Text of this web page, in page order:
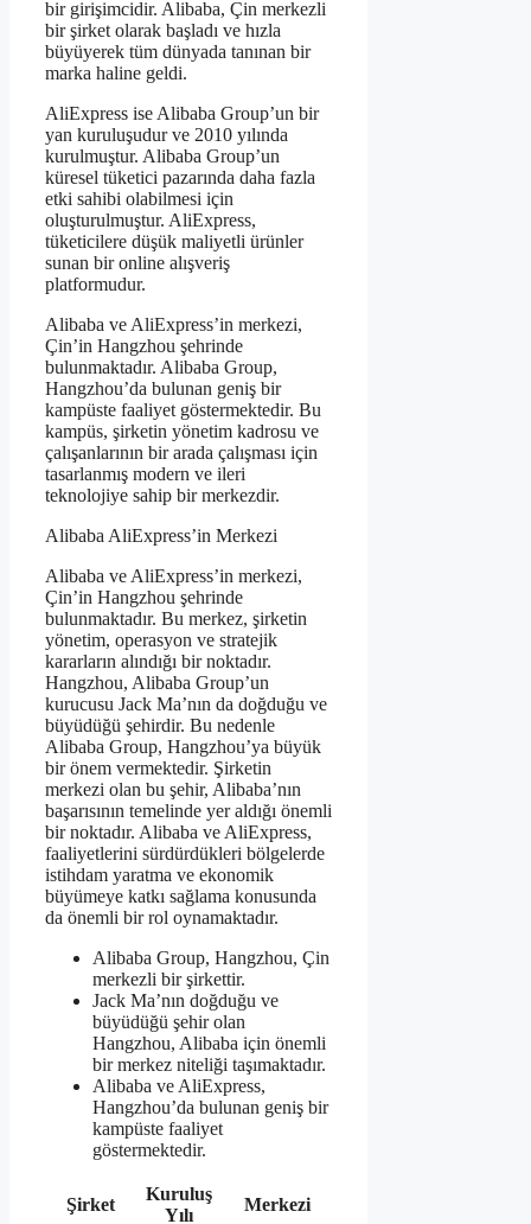
bir girişimcidir. Alibaba, Çin merkezli
bir şirket olarak başladı ve hızla
büyüyerek tüm dünyada tanınan bir
marka haline geldi.
AliExpress ise Alibaba Group’un bir
yan kuruluşudur ve 2010 yılında
kurulmuştur. Alibaba Group’un
küresel tüketici pazarında daha fazla
etki sahibi olabilmesi için
oluşturulmuştur. AliExpress,
tüketicilere düşük maliyetli ürünler
sunan bir online alışveriş
platformudur.
Alibaba ve AliExpress’in merkezi,
Çin’in Hangzhou şehrinde
bulunmaktadır. Alibaba Group,
Hangzhou’da bulunan geniş bir
kampüste faaliyet göstermektedir. Bu
kampüs, şirketin yönetim kadrosu ve
çalışanlarının bir arada çalışması için
tasarlanmış modern ve ileri
teknolojiye sahip bir merkezdir.
Alibaba AliExpress’in Merkezi
Alibaba ve AliExpress’in merkezi,
Çin’in Hangzhou şehrinde
bulunmaktadır. Bu merkez, şirketin
yönetim, operasyon ve stratejik
kararların alındığı bir noktadır.
Hangzhou, Alibaba Group’un
kurucusu Jack Ma’nın da doğduğu ve
büyüdüğü şehirdir. Bu nedenle
Alibaba Group, Hangzhou’ya büyük
bir önem vermektedir. Şirketin
merkezi olan bu şehir, Alibaba’nın
başarısının temelinde yer aldığı önemli
bir noktadır. Alibaba ve AliExpress,
faaliyetlerini sürdürdükleri bölgelerde
istihdam yaratma ve ekonomik
büyümeye katkı sağlama konusunda
da önemli bir rol oynamaktadır.
Alibaba Group, Hangzhou, Çin
merkezli bir şirkettir.
Jack Ma’nın doğduğu ve
büyüdüğü şehir olan
Hangzhou, Alibaba için önemli
bir merkez niteliği taşımaktadır.
Alibaba ve AliExpress,
Hangzhou’da bulunan geniş bir
kampüste faaliyet
göstermektedir.
Şirket
Kuruluş
Yılı
Merkezi